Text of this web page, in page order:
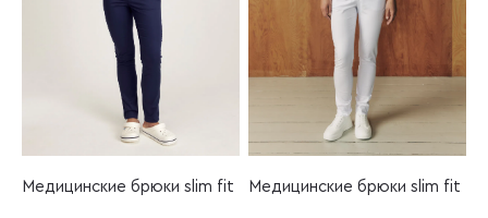
Медицинские брюки slim fit Медицинские брюки slim fit